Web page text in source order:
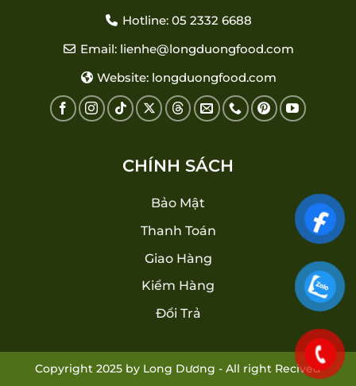
Hotline: 05 2332 6688
Email: lienhe@longduongfood.com
Website: longduongfood.com
CHÍNH SÁCH
Bảo Mật
Thanh Toán
Giao Hàng
Kiểm Hàng
Đổi Trả
Copyright 2025 by Long Dương - All right Recived